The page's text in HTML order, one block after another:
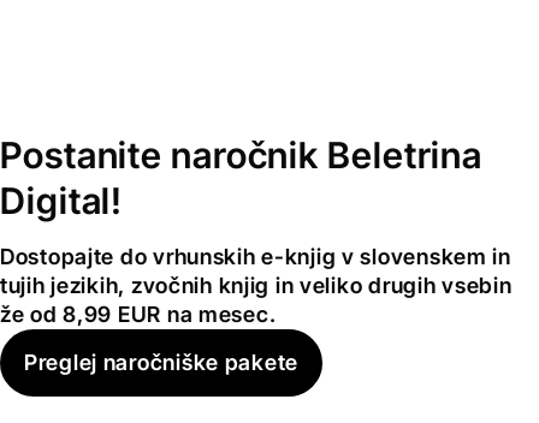
Postanite naročnik Beletrina
Digital!
Dostopajte do vrhunskih e-knjig v slovenskem in
tujih jezikih, zvočnih knjig in veliko drugih vsebin
že od 8,99 EUR na mesec.
Preglej naročniške pakete